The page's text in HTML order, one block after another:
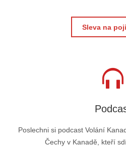
Sleva na
Poslechni si podcast Volání
Čechy v Kanadě, kteří